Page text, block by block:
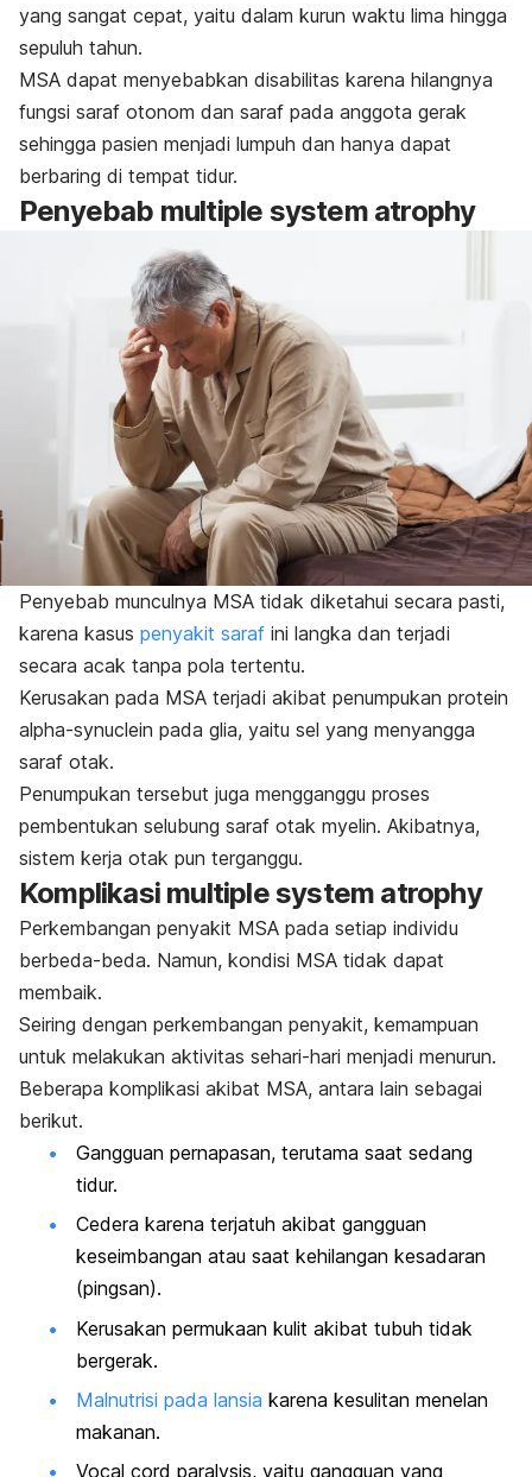
yang sangat cepat, yaitu dalam kurun waktu lima hingga
sepuluh tahun.
MSA dapat menyebabkan disabilitas karena hilangnya
fungsi saraf otonom dan saraf pada anggota gerak
sehingga pasien menjadi lumpuh dan hanya dapat
berbaring di tempat tidur.
Penyebab multiple system atrophy
Penyebab munculnya MSA tidak diketahui secara pasti,
karena kasus penyakit saraf ini langka dan terjadi
secara acak tanpa pola tertentu.
Kerusakan pada MSA terjadi akibat penumpukan protein
alpha-synuclein pada glia, yaitu sel yang menyangga
saraf otak.
Penumpukan tersebut juga mengganggu proses
pembentukan selubung saraf otak myelin. Akibatnya,
sistem kerja otak pun terganggu.
Komplikasi multiple system atrophy
Perkembangan penyakit MSA pada setiap individu
berbeda-beda. Namun, kondisi MSA tidak dapat
membaik.
Seiring dengan perkembangan penyakit, kemampuan
untuk melakukan aktivitas sehari-hari menjadi menurun.
Beberapa komplikasi akibat MSA, antara lain sebagai
berikut.
Gangguan pernapasan, terutama saat sedang
tidur.
Cedera karena terjatuh akibat gangguan
keseimbangan atau saat kehilangan kesadaran
(pingsan).
Kerusakan permukaan kulit akibat tubuh tidak
bergerak.
Malnutrisi pada lansia karena kesulitan menelan
makanan.
Vocal cord paralysis, yaitu gangguan yang